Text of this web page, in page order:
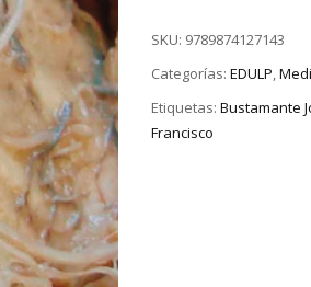
SKU: 9789874127143
Categorías: EDULP,
Etiquetas: Bustamante
Francisco